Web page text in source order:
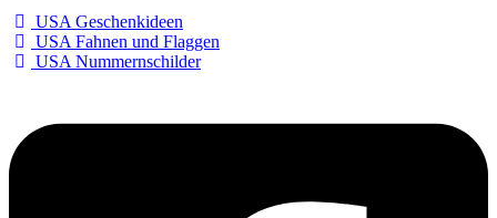
USA Geschenkideen
USA Fahnen und Flaggen
USA Nummernschilder